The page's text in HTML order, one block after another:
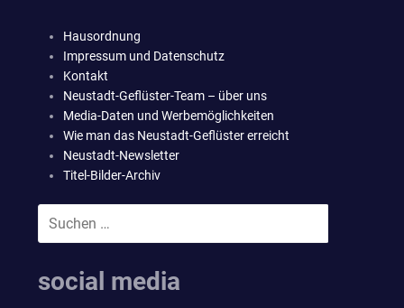
Hausordnung
Impressum und Datenschutz
Kontakt
Neustadt-Geflüster-Team – über uns
Media-Daten und Werbemöglichkeiten
Wie man das Neustadt-Geflüster erreicht
Neustadt-Newsletter
Titel-Bilder-Archiv
social media